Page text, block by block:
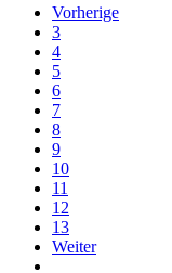
Vorherige
3
4
5
6
7
8
9
10
11
12
13
Weiter